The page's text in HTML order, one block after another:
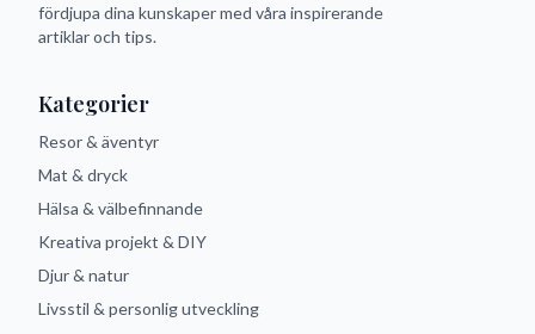
fördjupa dina kunskaper med våra inspirerande
artiklar och tips.
Kategorier
Resor & äventyr
Mat & dryck
Hälsa & välbefinnande
Kreativa projekt & DIY
Djur & natur
Livsstil & personlig utveckling